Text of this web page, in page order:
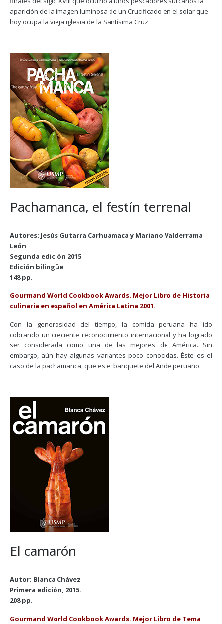
aparición de la imagen luminosa de un Crucificado en el solar que
hoy ocupa la vieja iglesia de la Santísima Cruz.
Pachamanca, el festín terrenal
Autores: Jesús Gutarra Carhuamaca y Mariano Valderrama
León
Segunda edición 2015
Edición bilingüe
148 pp.
Gourmand World Cookbook Awards. Mejor Libro de Historia
culinaria en español en América Latina 2001.
Con la generosidad del tiempo, la comida peruana ha ido
cobrando un creciente reconocimiento internacional y ha logrado
ser considerada como una de las mejores de América. Sin
embargo, aún hay algunas variantes poco conocidas. Éste es el
caso de la pachamanca, que es el banquete del Ande peruano.
El camarón
Autor: Blanca Chávez
Primera edición, 2015.
208 pp.
Gourmand World Cookbook Awards. Mejor Libro de Tema